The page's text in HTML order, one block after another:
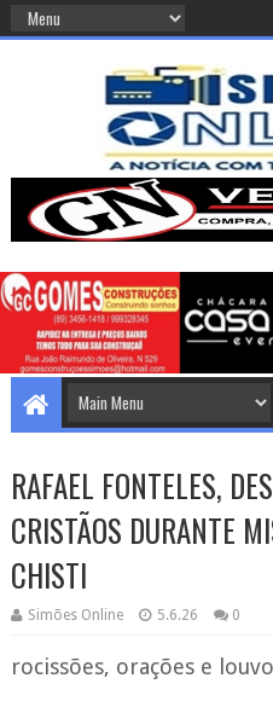
RAFAEL FONTELES,
CRISTÃOS DURANTE
CHISTI
Simões Online 5.6.26 0
rocissões, orações e